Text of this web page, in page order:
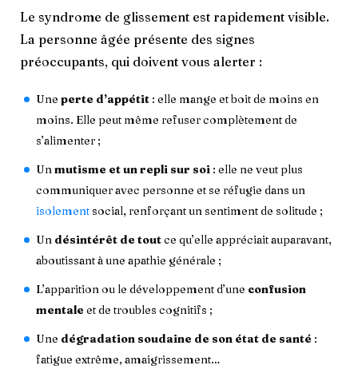
Le syndrome de glissement est rapidement visible.
La personne âgée présente des signes
préoccupants, qui doivent vous alerter :
Une perte d’appétit : elle mange et boit de moins en
moins. Elle peut même refuser complètement de
s’alimenter ;
Unmutisme et un repli sur soi : elle ne veut plus
communiquer avec personne et se réfugie dans un
isolement social, renforçant un sentiment de solitude ;
Un désintérêt de toutce qu’elle appréciait auparavant,
aboutissant à une apathie générale ;
L’apparition ou le développement d’une confusion
mentale et de troubles cognitifs ;
Une dégradation soudaine de son état de santé :
fatigue extrême, amaigrissement…